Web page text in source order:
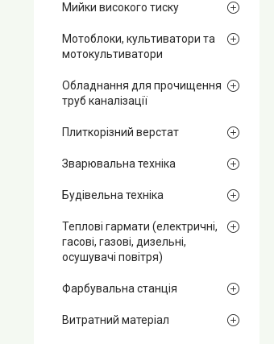
Мийки високого тиску
Мотоблоки, культиватори та
мотокультиватори
Обладнання для прочищення
труб каналізації
Плиткорізний верстат
Зварювальна техніка
Будівельна техніка
Теплові гармати (електричні,
гасові, газові, дизельні,
осушувачі повітря)
Фарбувальна станція
Витратний матеріал